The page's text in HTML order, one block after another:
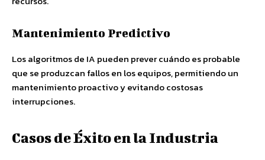
Mantenimiento Predictivo
Los algoritmos de IA pueden prever cuándo es probable
que se produzcan fallos en los equipos, permitiendo un
mantenimiento proactivo y evitando costosas
interrupciones.
Casos de Éxito en la Industria